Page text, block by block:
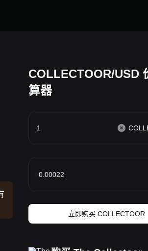
COLLECTOOR/USD
算器
立即购买 COLLECTOOR